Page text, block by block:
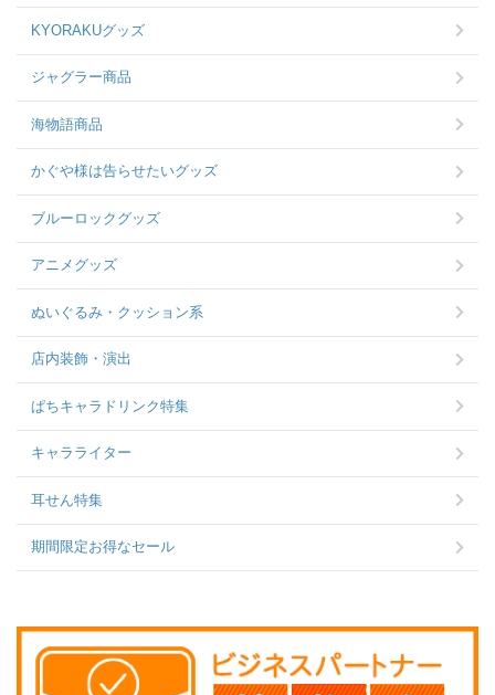
KYORAKUグッズ
ジャグラー商品
海物語商品
かぐや様は告らせたいグッズ
ブルーロックグッズ
アニメグッズ
ぬいぐるみ・クッション系
店内装飾・演出
ぱちキャラドリンク特集
キャラライター
耳せん特集
期間限定お得なセール